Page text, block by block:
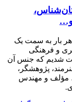
هر بار به سمت یک
و فرهنگی
شدیم که جنس آن
پژوهشگر،
مؤلف و مهندس